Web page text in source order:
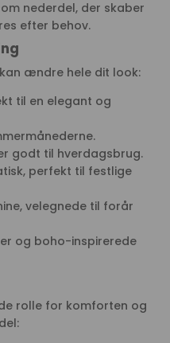
om nederdel, der skaber
efter behov.
ændre hele dit look:
til en elegant og
godt til hverdagsbrug.
perfekt til festlige
velegnede til forår
og boho-inspirerede
rolle for komforten og